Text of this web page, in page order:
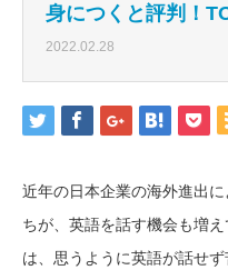
身につくと評判！
2022.02.28
近年の日本企業の海外進出
ちが、英語を話す機会も増
は、思うように英語が話せ